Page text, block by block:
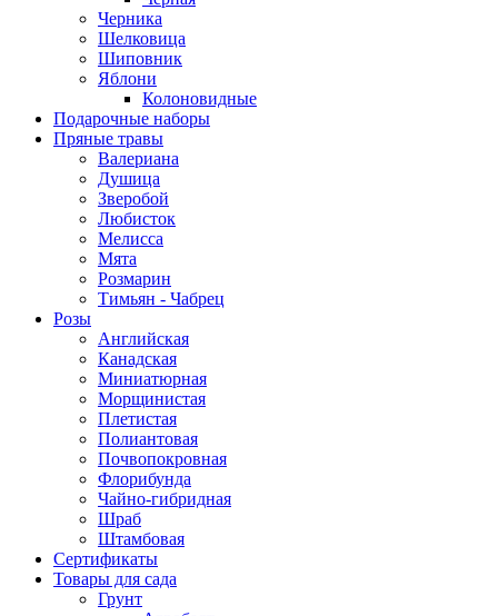
Черника
Шелковица
Шиповник
Яблони
Колоновидные
Подарочные наборы
Пряные травы
Валериана
Душица
Зверобой
Любисток
Мелисса
Мята
Розмарин
Тимьян - Чабрец
Розы
Английская
Канадская
Миниатюрная
Морщинистая
Плетистая
Полиантовая
Почвопокровная
Флорибунда
Чайно-гибридная
Шраб
Штамбовая
Сертификаты
Товары для сада
Грунт